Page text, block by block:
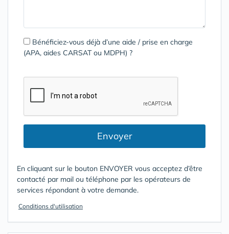
Bénéficiez-vous déjà d’une aide / prise en charge
(APA, aides CARSAT ou MDPH) ?
Envoyer
En cliquant sur le bouton ENVOYER vous acceptez d’être
contacté par mail ou téléphone par les opérateurs de
services répondant à votre demande.
Conditions d'utilisation